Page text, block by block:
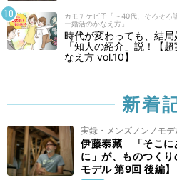
カモチケビ子「～40代、そろそ
ー婚活のかなえ方」
時代が変わっても、結
「知人の紹介」説！【
なえ方 vol.10】
新着
実録・メンズノンノモ
伊藤泰藏 「そこに
に」が、ものつく
モデル 第9回 後編】